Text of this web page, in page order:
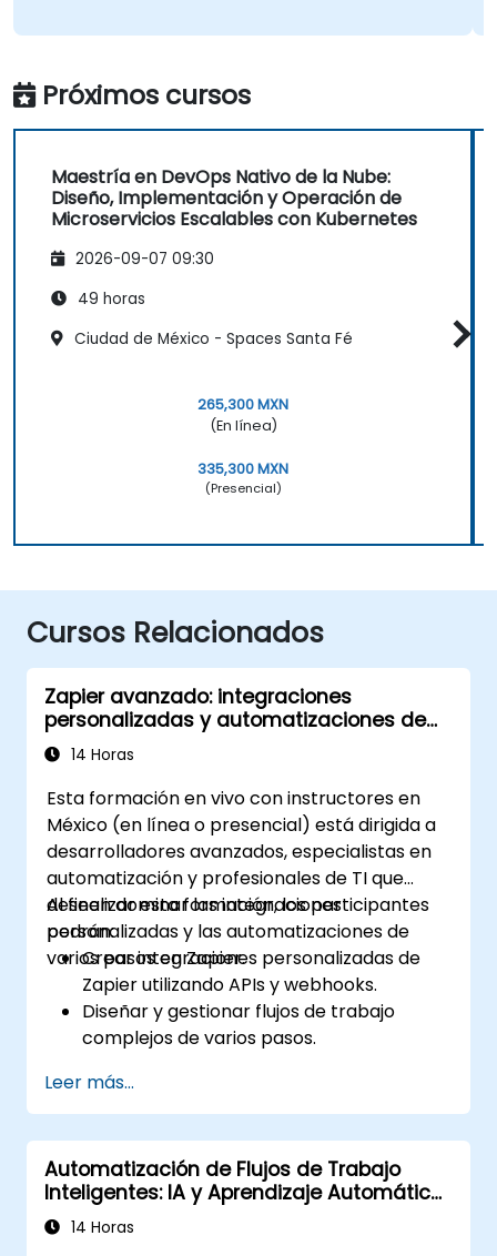
Próximos cursos
Maestría en DevOps Nativo de la Nube:
Diseño, Implementación y Operación de
Microservicios Escalables con Kubernetes
2026-09-07 09:30
49 horas
Ciudad de México - Spaces Santa Fé
265,300 MXN
(En línea)
335,300 MXN
(Presencial)
Cursos Relacionados
Zapier avanzado: integraciones
personalizadas y automatizaciones de
varios pasos
14 Horas
Esta formación en vivo con instructores en
México (en línea o presencial) está dirigida a
desarrolladores avanzados, especialistas en
automatización y profesionales de TI que
deseen dominar las integraciones
personalizadas y las automatizaciones de
varios pasos en Zapier.
Al finalizar esta formación, los participantes
podrán:
Crear integraciones personalizadas de
Zapier utilizando APIs y webhooks.
Diseñar y gestionar flujos de trabajo
complejos de varios pasos.
automatización avanzados.
Integrar Zapier con aplicaciones
propietarias o menos comunes.
Leer más...
Automatización de Flujos de Trabajo
Inteligentes: IA y Aprendizaje Automático
con Make
14 Horas